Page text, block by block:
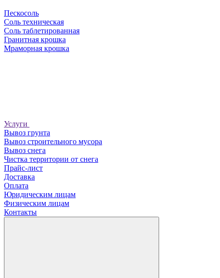
Пескосоль
Соль техническая
Соль таблетированная
Гранитная крошка
Мраморная крошка
Услуги
Вывоз грунта
Вывоз строительного мусора
Вывоз снега
Чистка территории от снега
Прайс-лист
Доставка
Оплата
Юридическим лицам
Физическим лицам
Контакты